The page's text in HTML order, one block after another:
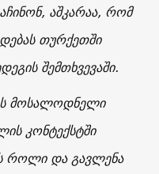
აშკარაა, რომ
თურქეთში
შემთხვევაში.
მოსალოდნელი
კონტექსტში
როლი და გავლენა